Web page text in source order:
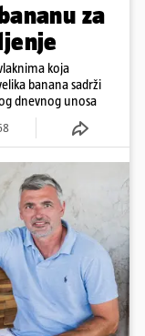
za
koja
banana sadrži
dnevnog unosa